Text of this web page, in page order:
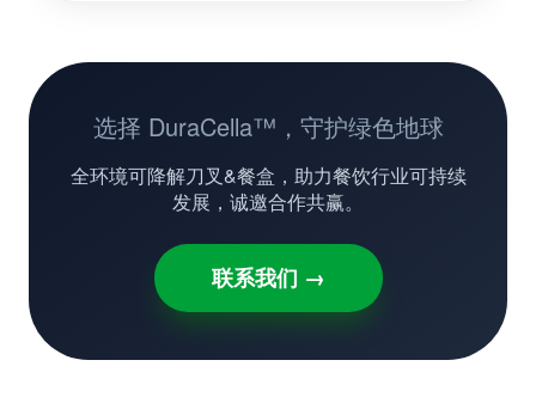
选择 DuraCella™，守护绿色地球
全环境可降解刀叉&餐盒，助力餐饮行业可持续
发展，诚邀合作共赢。
联系我们 →